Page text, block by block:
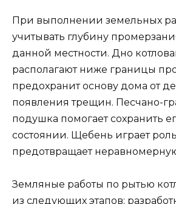
При выполнении земельных
учитывать глубину
данной местности. Дно
располагают ниже границы
предохранит основу дома от
появления трещин. Песчано-
подушка помогает сохранить
состоянии. Щебень играет
предотвращает
Земляные работы по рытью
из следующих этапов: